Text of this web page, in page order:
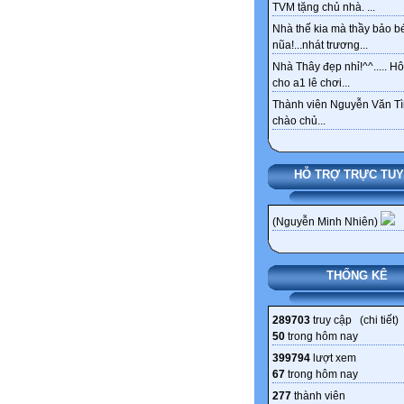
TVM tặng chủ nhà. ...
Nhà thế kia mà thầy bảo
nũa!...nhát trương...
Nhà Thây đẹp nhỉ!^^.....
cho a1 lê chơi...
Thành viên Nguyễn Văn
chào chủ...
HỖ TRỢ TRỰC
(Nguyễn Minh Nhiên)
THỐNG KÊ
289703 truy cập (chi tiết)
50 trong hôm nay
399794 lượt xem
67 trong hôm nay
277 thành viên